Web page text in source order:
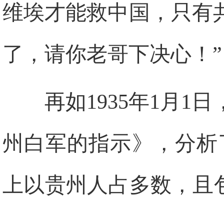
维埃才能救中国，只有
了，请你老哥下决心！”
再如1935年1月1
州白军的指示》，分
上以贵州人占多数，